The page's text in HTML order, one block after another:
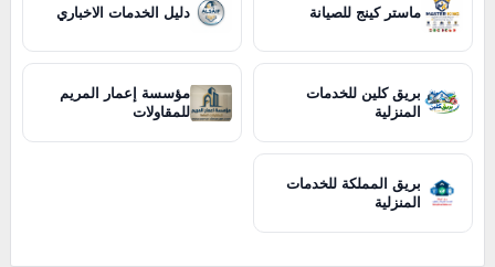
ماستر كينج للصيانة دليل الخدمات الاخباري
بريق كلين للخدمات
المنزلية
مؤسسة إعمار المريم
للمقاولات
بريق المملكة للخدمات
المنزلية